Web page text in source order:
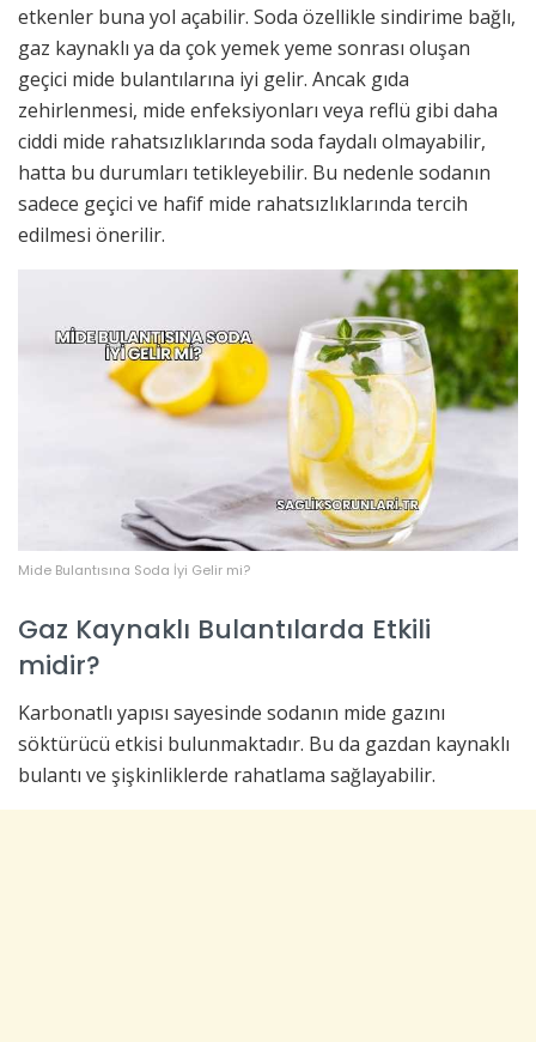
etkenler buna yol açabilir. Soda özellikle sindirime bağlı,
gaz kaynaklı ya da çok yemek yeme sonrası oluşan
geçici mide bulantılarına iyi gelir. Ancak gıda
zehirlenmesi, mide enfeksiyonları veya reflü gibi daha
ciddi mide rahatsızlıklarında soda faydalı olmayabilir,
hatta bu durumları tetikleyebilir. Bu nedenle sodanın
sadece geçici ve hafif mide rahatsızlıklarında tercih
edilmesi önerilir.
Mide Bulantısına Soda İyi Gelir mi?
Gaz Kaynaklı Bulantılarda Etkili
midir?
Karbonatlı yapısı sayesinde sodanın mide gazını
söktürücü etkisi bulunmaktadır. Bu da gazdan kaynaklı
bulantı ve şişkinliklerde rahatlama sağlayabilir.